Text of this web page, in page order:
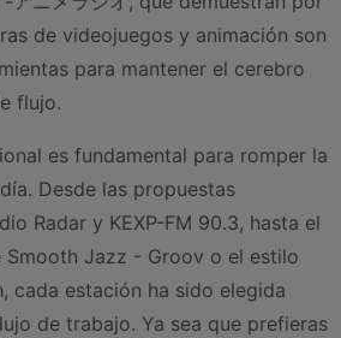
de videojuegos y animación son
para mantener el cerebro
flujo.
es fundamental para romper la
Desde las propuestas
Radar y KEXP-FM 90.3, hasta el
Jazz - Groov o el estilo
cada estación ha sido elegida
de trabajo. Ya sea que prefieras